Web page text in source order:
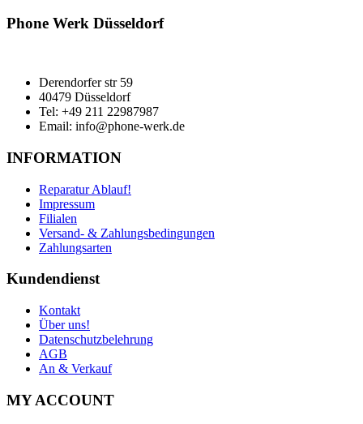
99,99 €69,99 €.
Phone Werk Düsseldorf
Derendorfer str 59
40479 Düsseldorf
Tel: +49 211 22987987
Email: info@phone-werk.de
INFORMATION
Reparatur Ablauf!
Impressum
Filialen
Versand- & Zahlungsbedingungen
Zahlungsarten
Kundendienst
Kontakt
Über uns!
Datenschutzbelehrung
AGB
An & Verkauf
MY ACCOUNT